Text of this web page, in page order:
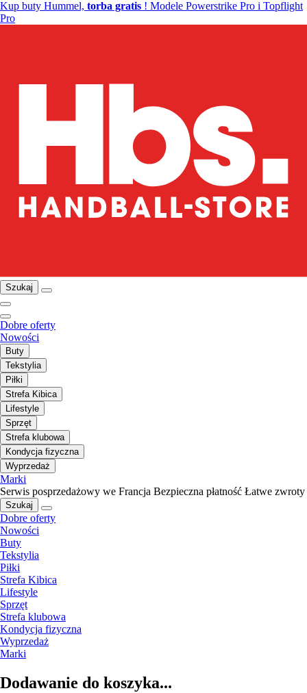
Kup buty Hummel, torba gratis ! Modele Powerstrike Pro i Topflight
Pro
Szukaj
Dobre oferty
Nowości
Buty
Tekstylia
Piłki
Strefa Kibica
Lifestyle
Sprzęt
Strefa klubowa
Kondycja fizyczna
Wyprzedaż
Marki
Serwis posprzedażowy we Francja Bezpieczna płatność Łatwe zwroty
Szukaj
Dobre oferty
Nowości
Buty
Tekstylia
Piłki
Strefa Kibica
Lifestyle
Sprzęt
Strefa klubowa
Kondycja fizyczna
Wyprzedaż
Marki
Dodawanie do koszyka...